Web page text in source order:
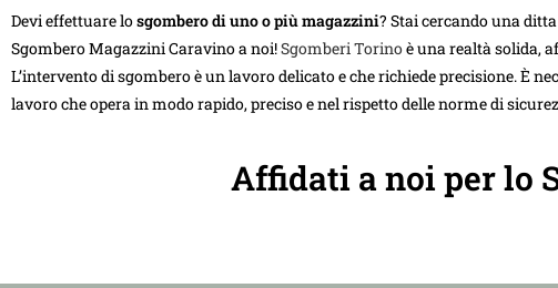
Devi effettuare losgombero di uno o più magazzini? Stai cercando una
Sgombero Magazzini Caravino a noi!Sgomberi Torinoè una realtà solida,
L’intervento di sgombero è un lavoro delicato e che richiede precisione. È
lavoro che opera in modo rapido, preciso e nel rispetto delle norme di
Affidati a noi per lo